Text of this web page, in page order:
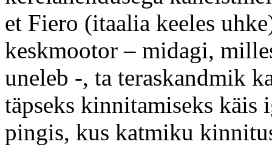
et Fiero (itaalia keeles
keskmootor – midagi,
uneleb -, ta teraskandmik
täpseks kinnitamiseks käis
pingis, kus katmiku